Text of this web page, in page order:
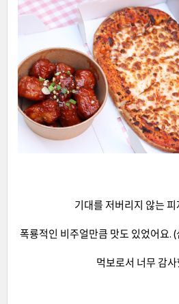
기대를 저버리지 않는
폭룡적인 비주얼만큼 맛도 있었어요. (
먹보로서 너무 감사